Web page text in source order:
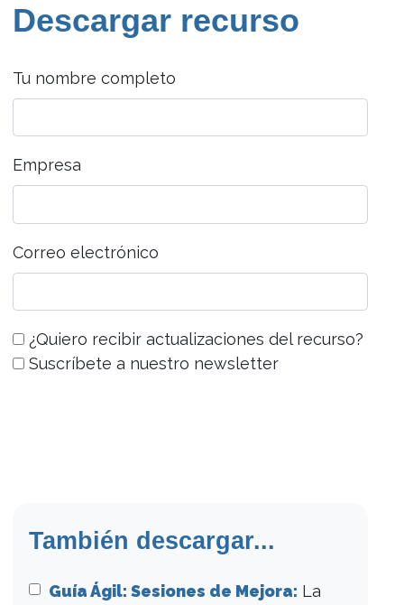
Descargar recurso
Tu nombre completo
Empresa
Correo electrónico
¿Quiero recibir actualizaciones del recurso?
Suscríbete a nuestro newsletter
También descargar...
Guía Ágil: Sesiones de Mejora: La